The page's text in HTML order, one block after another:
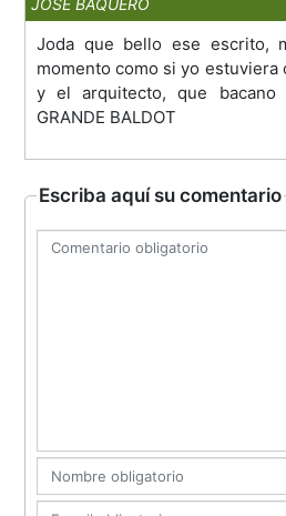
JOSE BAQUERO
Joda que bello ese escrito,
momento como si yo
y el arquitecto, que bacano
GRANDE BALDOT
Escriba aquí su comentario